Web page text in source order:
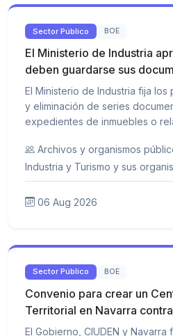
Sector Público BOE
El Ministerio de Industria
deben guardarse sus
El Ministerio de Industria fija
y eliminación de series
expedientes de inmuebles o
Archivos y organismos
Industria y Turismo y sus
06 Aug 2026
Sector Público BOE
Convenio para crear un
Territorial en Navarra
El Gobierno, CIUDEN y